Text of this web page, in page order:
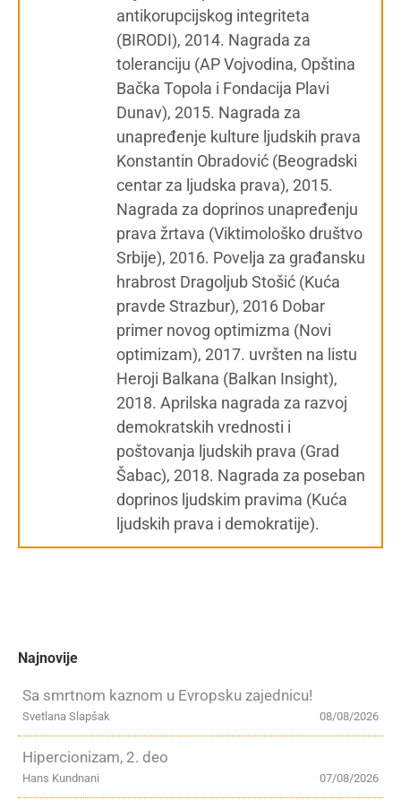
antikorupcijskog integriteta
(BIRODI), 2014. Nagrada za
toleranciju (AP Vojvodina, Opština
Bačka Topola i Fondacija Plavi
Dunav), 2015. Nagrada za
unapređenje kulture ljudskih prava
Konstantin Obradović (Beogradski
centar za ljudska prava), 2015.
Nagrada za doprinos unapređenju
prava žrtava (Viktimološko društvo
Srbije), 2016. Povelja za građansku
hrabrost Dragoljub Stošić (Kuća
pravde Strazbur), 2016 Dobar
primer novog optimizma (Novi
optimizam), 2017. uvršten na listu
Heroji Balkana (Balkan Insight),
2018. Aprilska nagrada za razvoj
demokratskih vrednosti i
poštovanja ljudskih prava (Grad
Šabac), 2018. Nagrada za poseban
doprinos ljudskim pravima (Kuća
ljudskih prava i demokratije).
Najnovije
Sa smrtnom kaznom u Evropsku zajednicu!
08/08/2026
Svetlana Slapšak
Hipercionizam, 2. deo
07/08/2026
Hans Kundnani